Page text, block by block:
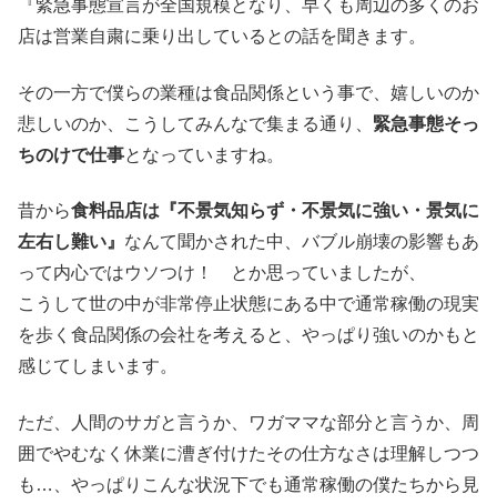
『緊急事態宣言が全国規模となり、早くも周辺の多くのお
店は営業自粛に乗り出しているとの話を聞きます。
その一方で僕らの業種は食品関係という事で、嬉しいのか
悲しいのか、こうしてみんなで集まる通り、 緊急事態そっ
ちのけで仕事となっていますね。
昔から食料品店は『不景気知らず・不景気に強い・景気に
左右し難い』 なんて聞かされた中、バブル崩壊の影響もあ
って内心ではウソつけ！ とか思っていましたが、
こうして世の中が非常停止状態にある中で通常稼働の現実
を歩く食品関係の会社を考えると、やっぱり強いのかもと
感じてしまいます。
ただ、人間のサガと言うか、ワガママな部分と言うか、周
囲でやむなく休業に漕ぎ付けたその仕方なさは理解しつつ
も…、やっぱりこんな状況下でも通常稼働の僕たちから見